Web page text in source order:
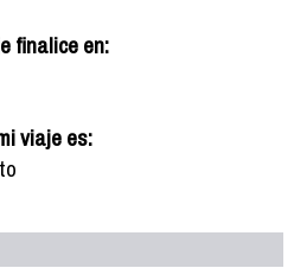
finalice en:
viaje es: